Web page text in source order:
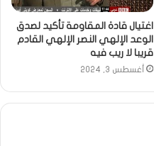
اغتيال قادة المقاومة تأكيد لصدق
الوعد الإلهي النصر الإلهي القادم
قريبا لا ريب فيه
أغسطس 3, 2024